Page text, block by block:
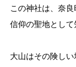
この神社は、奈
信仰の聖地として
大山はその険し